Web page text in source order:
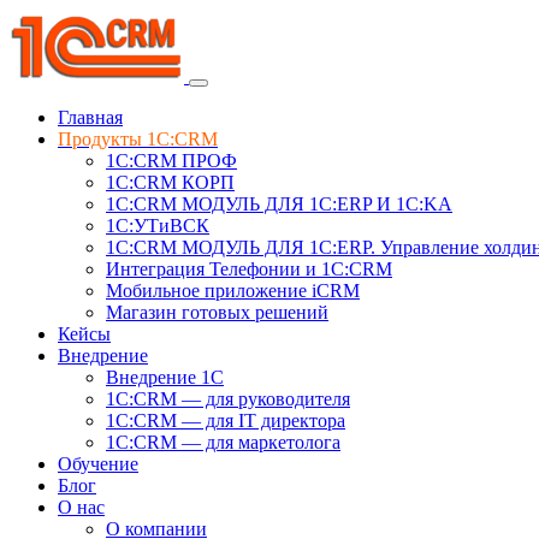
Главная
Продукты 1C:CRM
1С:CRM ПРОФ
1С:CRM КОРП
1С:CRM МОДУЛЬ ДЛЯ 1C:ERP И 1C:KA
1C:УТиВСК
1С:CRM МОДУЛЬ ДЛЯ 1C:ERP. Управление
Интеграция Телефонии и 1C:CRM
Мобильное приложение iCRM
Магазин готовых решений
Кейсы
Внедрение
Внедрение 1C
1С:CRM — для руководителя
1С:CRM — для IT директора
1С:CRM — для маркетолога
Обучение
Блог
О нас
О компании